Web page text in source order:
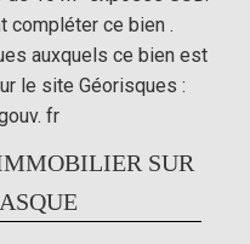
compléter ce bien .
auxquels ce bien est
le site Géorisques :
fr
SUR